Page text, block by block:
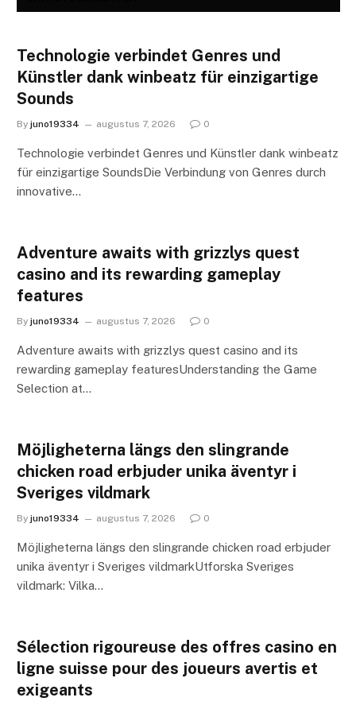
Technologie verbindet Genres und
Künstler dank winbeatz für einzigartige
Sounds
By juno19334 augustus 7, 2026 0
Technologie verbindet Genres und Künstler dank winbeatz
für einzigartige SoundsDie Verbindung von Genres durch
innovative…
Adventure awaits with grizzlys quest
casino and its rewarding gameplay
features
By juno19334 augustus 7, 2026 0
Adventure awaits with grizzlys quest casino and its
rewarding gameplay featuresUnderstanding the Game
Selection at…
Möjligheterna längs den slingrande
chicken road erbjuder unika äventyr i
Sveriges vildmark
By juno19334 augustus 7, 2026 0
Möjligheterna längs den slingrande chicken road erbjuder
unika äventyr i Sveriges vildmarkUtforska Sveriges
vildmark: Vilka…
Sélection rigoureuse des offres casino en
ligne suisse pour des joueurs avertis et
exigeants